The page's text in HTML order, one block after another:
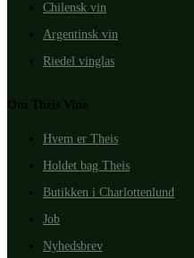
Chilensk vin
Argentinsk vin
Riedel vinglas
Om Theis Vine
Hvem er Theis
Holdet bag Theis
Butikken i Charlottenlund
Job
Nyhedsbrev